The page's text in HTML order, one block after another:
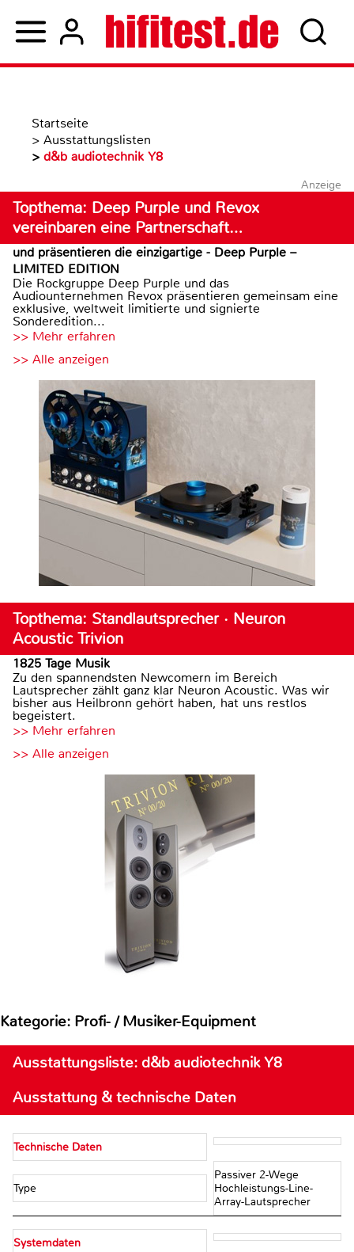
Startseite
> Ausstattungslisten
> d&b audiotechnik Y8
Anzeige
Topthema: Deep Purple und Revox
vereinbaren eine Partnerschaft…
und präsentieren die einzigartige - Deep Purple –
LIMITED EDITION
Die Rockgruppe Deep Purple und das
Audiounternehmen Revox präsentieren gemeinsam eine
exklusive, weltweit limitierte und signierte
Sonderedition...
>> Mehr erfahren
>> Alle anzeigen
Topthema: Standlautsprecher · Neuron
Acoustic Trivion
1825 Tage Musik
Zu den spannendsten Newcomern im Bereich
Lautsprecher zählt ganz klar Neuron Acoustic. Was wir
bisher aus Heilbronn gehört haben, hat uns restlos
begeistert.
>> Mehr erfahren
>> Alle anzeigen
Kategorie: Profi- / Musiker-Equipment
Ausstattungsliste: d&b audiotechnik Y8
Ausstattung & technische Daten
Technische Daten
Type
Passiver 2-Wege
Hochleistungs-Line-
Array-Lautsprecher
Systemdaten